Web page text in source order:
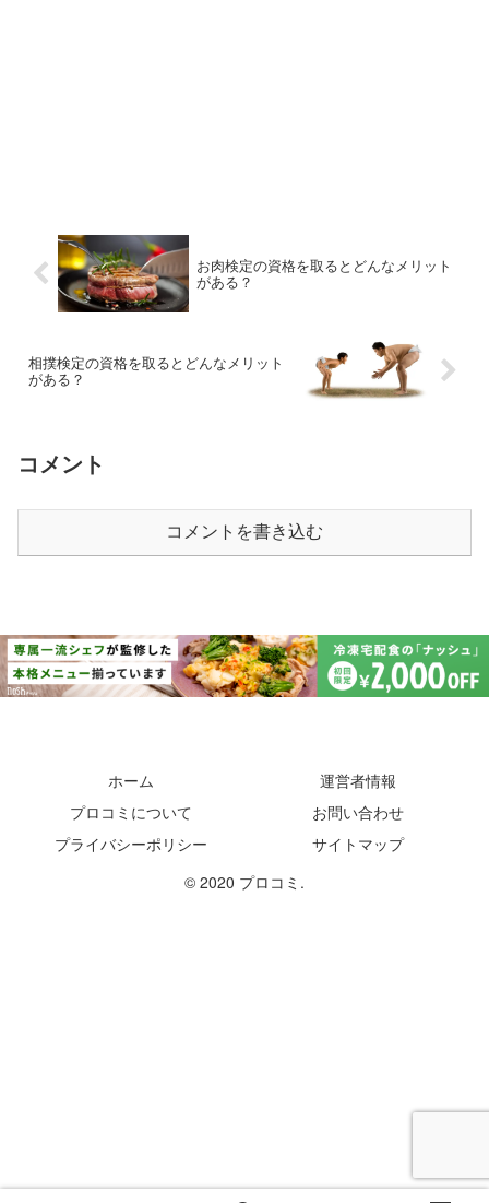
お肉検定の資格を取るとどんなメリット
がある？
相撲検定の資格を取るとどんなメリット
がある？
コメント
コメントを書き込む
ホーム
運営者情報
プロコミについて
お問い合わせ
プライバシーポリシー
サイトマップ
© 2020 プロコミ.